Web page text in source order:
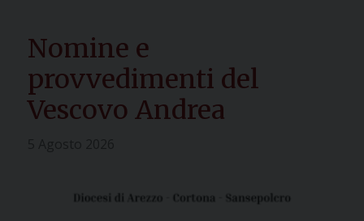
Nomine e
provvedimenti del
Vescovo Andrea